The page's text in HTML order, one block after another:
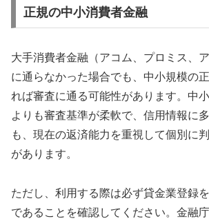
正規の中小消費者金融
大手消費者金融（アコム、プロミス、
に通らなかった場合でも、中小規模の
れば審査に通る可能性があります。中
よりも審査基準が柔軟で、信用情報に
も、現在の返済能力を重視して個別に
があります。
ただし、利用する際は必ず貸金業登録
であることを確認してください。金融